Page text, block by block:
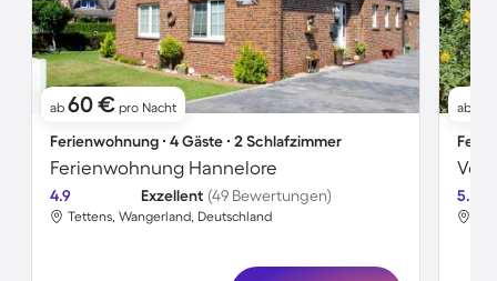
ab 60 € pro Nacht
Ferienwohnung ∙ 4 Gäste ∙ 2 Schlafzimmer
Ferienwohnung Hannelore
4.9 Exzellent (49 Bewertungen)
Tettens, Wangerland, Deutschland
ab
5.0